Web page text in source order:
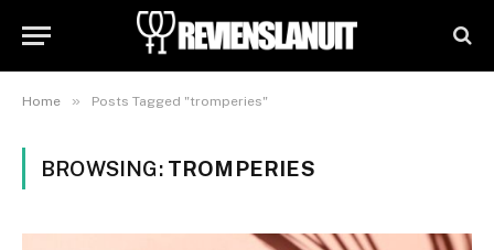
Home » Posts Tagged "tromperies"
BROWSING: TROMPERIES